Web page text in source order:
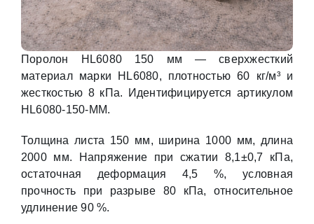
Поролон HL6080 150 мм — сверхжесткий
материал марки HL6080, плотностью 60 кг/м³ и
жесткостью 8 кПа. Идентифицируется артикулом
HL6080-150-MM.
Толщина листа 150 мм, ширина 1000 мм, длина
2000 мм. Напряжение при сжатии 8,1±0,7 кПа,
остаточная деформация 4,5 %, условная
прочность при разрыве 80 кПа, относительное
удлинение 90 %.